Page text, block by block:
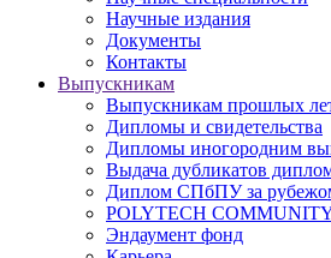
Научные издания
Документы
Контакты
Выпускникам
Выпускникам прошлых
Дипломы и свидетельства
Дипломы иногородним
Выдача дубликатов
Диплом СПбПУ за
POLYTECH
Эндаумент фонд